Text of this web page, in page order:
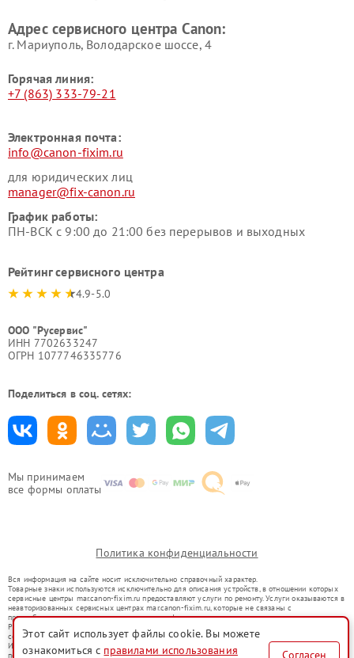
Мы принимаем
все формы оплаты
Адрес сервисного центра Canon:
г. Мариуполь, Володарское шоссе, 4
Горячая линия:
+7 (863) 333-79-21
Электронная почта:
info@canon-fixim.ru
для юридических лиц
manager@fix-canon.ru
График работы:
ПН-ВСК с 9:00 до 21:00 без перерывов и выходных
Рейтинг сервисного центра
4.9-5.0
ООО "Русервис"
ИНН 7702633247
ОГРН 1077746335776
Поделиться в соц. сетях:
Политика конфиденциальности
Вся информация на сайте носит исключительно справочный характер.
Товарные знаки используются исключительно для описания устройств, в отношении которых
сервисные центры mar.canon-fixim.ru предоставляют услуги по ремонту. Услуги оказываются в
неавторизованных сервисных центрах mar.canon-fixim.ru, которые не связаны с
правообладателями товарных знаков или их официальными представителями.
Ремонт осуществляется для устройств, уже введенных в гражданский оборот в соответствии
со статьей 1487 ГК РФ.
Использование товарных знаков не преследует цели индивидуализации услуг или введения
потребителей в заблуждение, а служит для информирования о предоставляемых услугах по
Этот сайт использует файлы cookie. Вы можете
ознакомиться с правилами использования Согласен